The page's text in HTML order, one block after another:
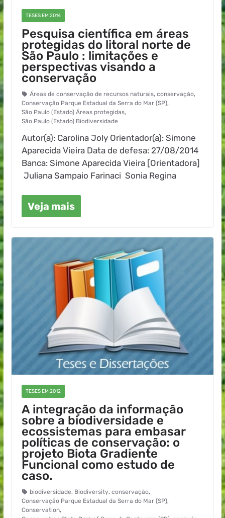
TESES EM 2014
Pesquisa científica em áreas
protegidas do litoral norte de
São Paulo : limitações e
perspectivas visando a
conservação
Áreas de conservação de recursos naturais, conservação,
Conservação Parque Estadual da Serra do Mar (SP),
São Paulo (Estado) Áreas protegidas,
São Paulo (Estado) Biodiversidade
Autor(a): Carolina Joly Orientador(a): Simone
Aparecida Vieira Data de defesa: 27/08/2014
Banca: Simone Aparecida Vieira [Orientadora]
Juliana Sampaio Farinaci Sonia Regina
Veja mais
TESES EM 2012
A integração da informação
sobre a biodiversidade e
ecossistemas para embasar
políticas de conservação: o
projeto Biota Gradiente
Funcional como estudo de
caso.
biodiversidade, Biodiversity, conservação,
Conservação Parque Estadual da Serra do Mar (SP),
Conservation,